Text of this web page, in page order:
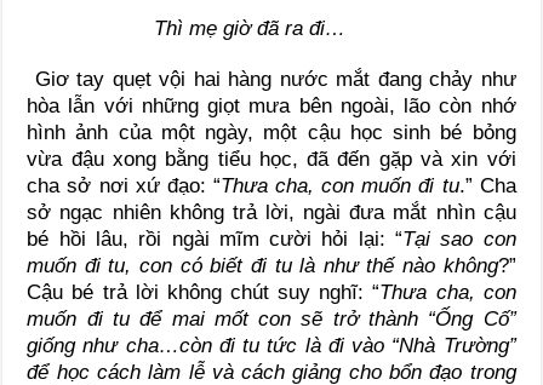
Thì mẹ giờ đã ra đi…
Giơ tay quẹt vội hai hàng nước mắt đang chảy như
hòa lẫn với những giọt mưa bên ngoài, lão còn nhớ
hình ảnh của một ngày, một cậu học sinh bé bỏng
vừa đậu xong bằng tiểu học, đã đến gặp và xin với
cha sở nơi xứ đạo: “Thưa cha, con muốn đi tu.” Cha
sở ngạc nhiên không trả lời, ngài đưa mắt nhìn cậu
bé hồi lâu, rồi ngài mĩm cười hỏi lại: “Tại sao con
muốn đi tu, con có biết đi tu là như thế nào không?”
Cậu bé trả lời không chút suy nghĩ: “Thưa cha, con
muốn đi tu để mai mốt con sẽ trở thành “Ống Cố”
giống như cha…còn đi tu tức là đi vào “Nhà Trường”
để học cách làm lễ và cách giảng cho bổn đạo trong